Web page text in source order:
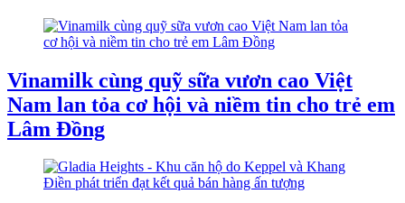
Vinamilk cùng quỹ sữa vươn cao Việt
Nam lan tỏa cơ hội và niềm tin cho trẻ em
Lâm Đồng